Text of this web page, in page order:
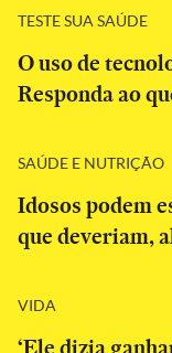
TESTE SUA SAÚDE
O uso de
Responda ao
SAÚDE E NUTRIÇÃO
Idosos podem
que deveriam,
VIDA